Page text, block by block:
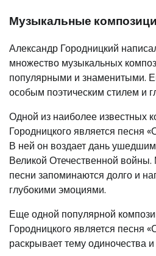
Музыкальные
Александр Городницкий
множество музыкальных
популярными и знаменитыми.
особым поэтическим стилем и
Одной из наиболее известных
Городницкого является песня
В ней он воздает дань
Великой Отечественной
песни запоминаются долго и
глубокими эмоциями.
Еще одной популярной
Городницкого является песня
раскрывает тему одиночества